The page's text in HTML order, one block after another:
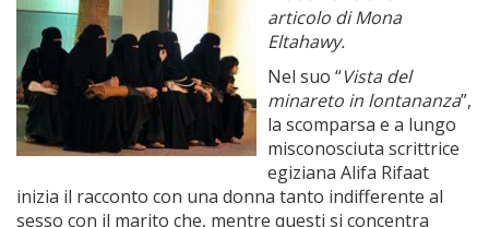
articolo di Mona
Eltahawy.
Nel suo “Vista del
minareto in lontananza”,
la scomparsa e a lungo
misconosciuta scrittrice
egiziana Alifa Rifaat
inizia il racconto con una donna tanto indifferente al
sesso con il marito che, mentre questi si concentra